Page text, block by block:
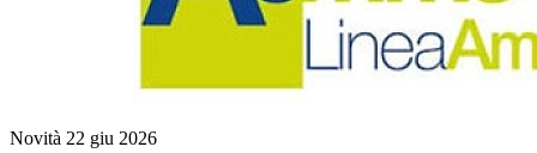
Novità 22 giu 2026